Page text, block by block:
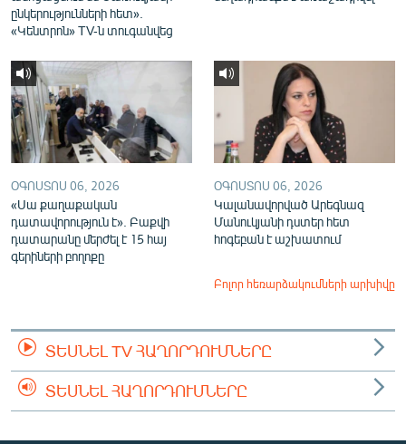
ընկերությունների հետ».
«Կենտրոն» TV-ն տուգանվեց
ՕԳՈՍՏՈՍ 06, 2026
«Սա քաղաքական
դատավորություն է». Բաքվի
դատարանը մերժել է 15 հայ
գերիների բողոքը
ՕԳՈՍՏՈՍ 06, 2026
Կալանավորված Արեգնազ
Մանուկյանի դստեր հետ
հոգեբան է աշխատում
Բոլոր հեռարձակումների արխիվը
ՏԵՍՆԵԼ TV ՀԱՂՈՐԴՈՒՄՆԵՐԸ
ՏԵՍՆԵԼ ՀԱՂՈՐԴՈՒՄՆԵՐԸ